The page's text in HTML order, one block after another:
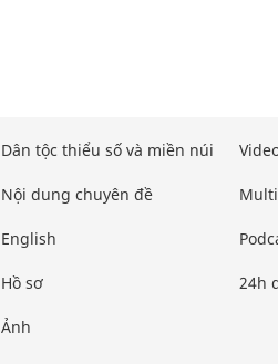
Dân tộc thiểu số và miền núi
Nội dung chuyên đề
English
Hồ sơ
Ảnh
24h